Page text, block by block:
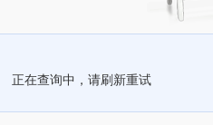
正在查询中，请刷新重试